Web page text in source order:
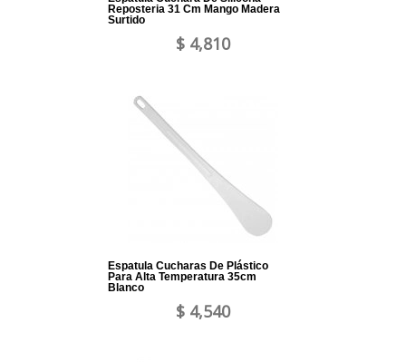
Reposteria 31 Cm Mango Madera
Surtido
$ 4,810
Espatula Cucharas De Plástico
Para Alta Temperatura 35cm
Blanco
$ 4,540